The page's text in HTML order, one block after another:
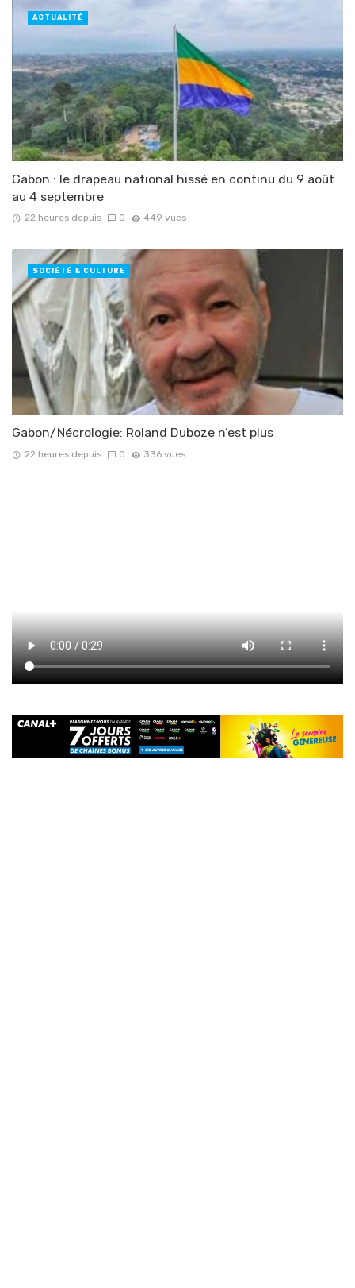
Gabon : le drapeau national hissé en continu du 9 août
au 4 septembre
22 heures depuis 0 449 vues
ACTUALITÉ
Gabon/Nécrologie: Roland Duboze n’est plus
22 heures depuis 0 336 vues
SOCIÉTÉ & CULTURE